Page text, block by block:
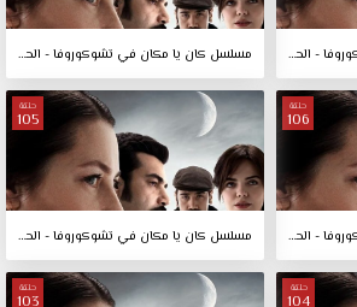
مسلسل كان يا مكان في تشوكوروفا - الحلقة 109 مسلسل كان يا مكان في تشوكوروفا - الحلقة 107
حلقة
106
مسلسل كان يا مكان في تشوكوروفا - الحلقة 106
حلقة
105
مسلسل كان يا مكان في تشوكوروفا - الحلقة 105
حلقة حلقة